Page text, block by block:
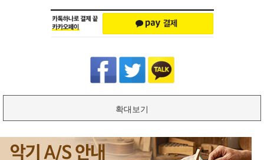
확대보기